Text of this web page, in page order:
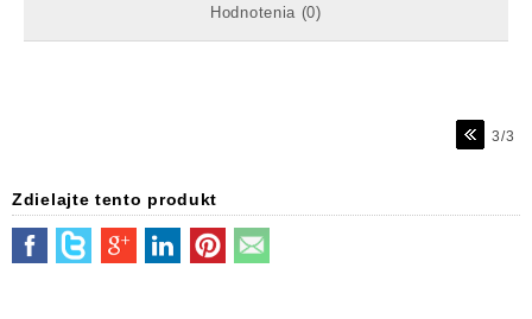
Hodnotenia (0)
3/3
Zdielajte tento produkt